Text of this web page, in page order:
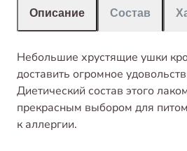
Описание Состав
Небольшие хрустящие ушки
доставить огромное
Диетический состав этого
прекрасным выбором для
к аллергии.